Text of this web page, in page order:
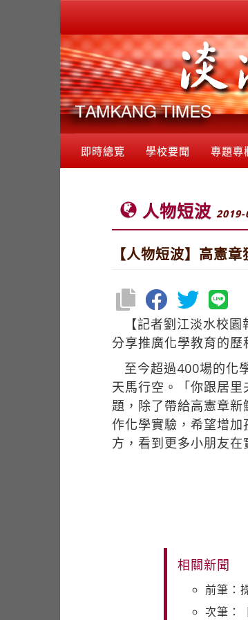
即時總覽 學校要聞 專題專
人物短波 2019-
【人物短波】高憲
【記者劉江淡水校
分享推廣化學教育的歷
至今超過400場的化
天馬行空。「你跟居
題，除了帶給高憲章
作化學實驗，希望增
方，看到更多小朋友在
相關新聞
前筆：
次筆：